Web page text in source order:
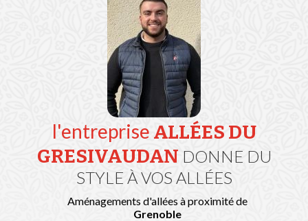
l'entreprise ALLÉES DU
GRESIVAUDAN DONNE DU
STYLE À VOS ALLÉES
Aménagements d'allées à proximité de
Grenoble